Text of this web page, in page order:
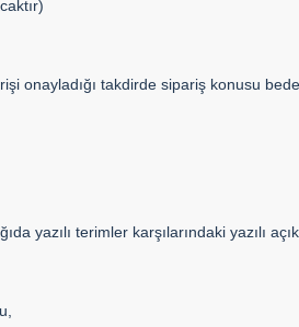
onayladığı takdirde sipariş konusu
yazılı terimler karşılarındaki yazılı